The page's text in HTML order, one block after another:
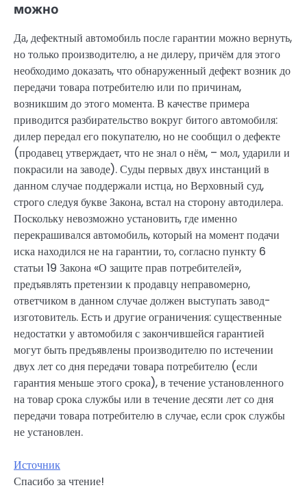
можно
Да, дефектный автомобиль после гарантии можно вернуть,
но только производителю, а не дилеру, причём для этого
необходимо доказать, что обнаруженный дефект возник до
передачи товара потребителю или по причинам,
возникшим до этого момента. В качестве примера
приводится разбирательство вокруг битого автомобиля:
дилер передал его покупателю, но не сообщил о дефекте
(продавец утверждает, что не знал о нём, – мол, ударили и
покрасили на заводе). Суды первых двух инстанций в
данном случае поддержали истца, но Верховный суд,
строго следуя букве Закона, встал на сторону автодилера.
Поскольку невозможно установить, где именно
перекрашивался автомобиль, который на момент подачи
иска находился не на гарантии, то, согласно пункту 6
статьи 19 Закона «О защите прав потребителей»,
предъявлять претензии к продавцу неправомерно,
ответчиком в данном случае должен выступать завод-
изготовитель. Есть и другие ограничения: существенные
недостатки у автомобиля с закончившейся гарантией
могут быть предъявлены производителю по истечении
двух лет со дня передачи товара потребителю (если
гарантия меньше этого срока), в течение установленного
на товар срока службы или в течение десяти лет со дня
передачи товара потребителю в случае, если срок службы
не установлен.
Источник
Спасибо за чтение!